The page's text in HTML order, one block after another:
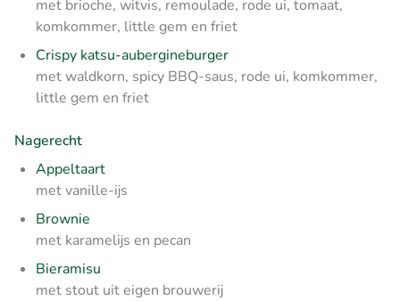
met brioche, witvis, remoulade, rode ui, tomaat,
komkommer, little gem en friet
Crispy katsu-aubergineburger
met waldkorn, spicy BBQ-saus, rode ui, komkommer,
little gem en friet
Nagerecht
Appeltaart
met vanille-ijs
Brownie
met karamelijs en pecan
Bieramisu
met stout uit eigen brouwerij